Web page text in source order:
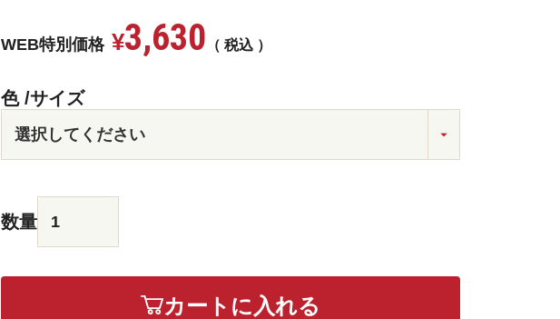
WEB特別価格 ¥3,630 税込
色 サイズ
カートに入れる